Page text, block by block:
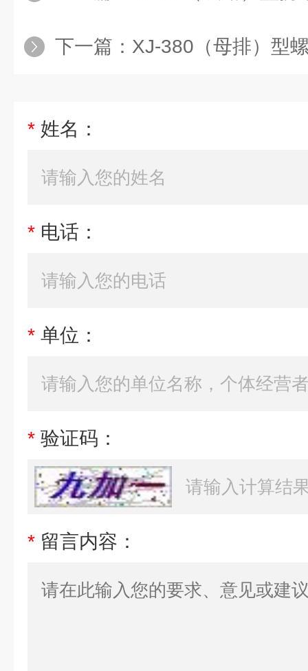
下一篇： XJ-380（母排）型
* 姓名：
* 电话：
* 单位：
* 验证码：
* 留言内容：